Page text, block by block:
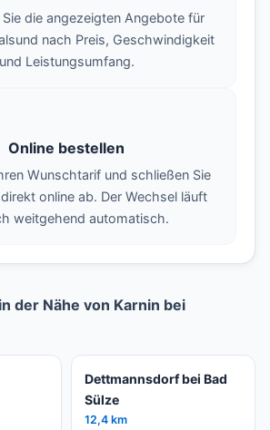
die angezeigten Angebote für
nach Preis, Geschwindigkeit
und Leistungsumfang.
Online bestellen
Wunschtarif und schließen Sie
online ab. Der Wechsel läuft
weitgehend automatisch.
der Nähe von Karnin bei
Dettmannsdorf bei Bad
Sülze
12,4 km